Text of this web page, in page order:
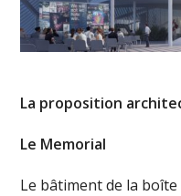
La proposition
Le Memorial
Le bâtiment de la